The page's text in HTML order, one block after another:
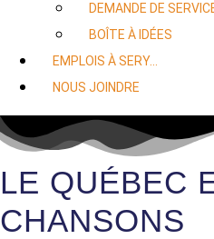
DEMANDE DE
BOÎTE À IDÉES
EMPLOIS À SERY…
NOUS JOINDRE
LE QUÉBEC
CHANSONS